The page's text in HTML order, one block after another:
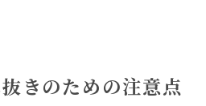
きのための注意点